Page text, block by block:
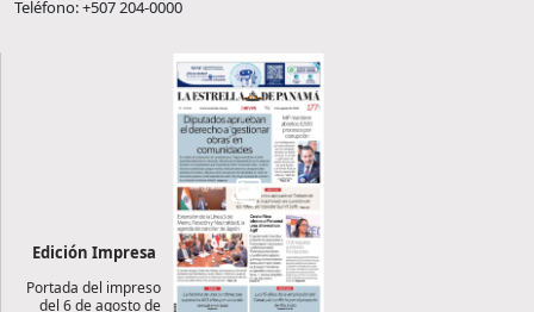
Teléfono: +507 204-0000
Edición Impresa
Portada del impreso
del 6 de agosto de